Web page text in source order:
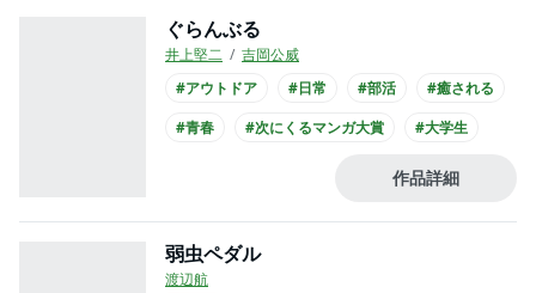
ぐらんぶる
井上堅二
吉岡公威
#アウトドア
#日常 #部活
#癒される
#青春
#次にくるマンガ大賞
#大学生
作品詳細
弱虫ペダル
渡辺航